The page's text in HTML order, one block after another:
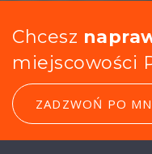
Chcesz
miejscowości
ZADZWOŃ PO